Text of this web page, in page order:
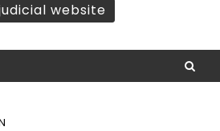
website